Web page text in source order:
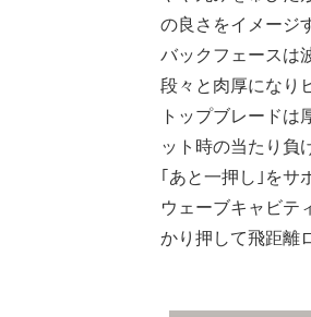
の良さをイメージ
バックフェースは
段々と肉厚になり
トップブレードは
ット時の当たり負
｢あと一押し｣をサ
ウェーブキャビテ
かり押して飛距離